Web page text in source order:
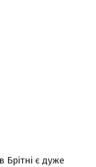
є дуже